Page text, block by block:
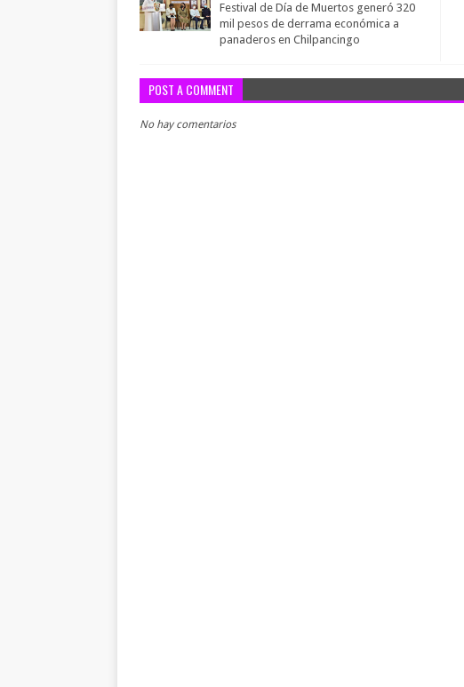
Festival de Día de Muertos generó 320
mil pesos de derrama económica a
panaderos en Chilpancingo
POST A COMMENT
No hay comentarios